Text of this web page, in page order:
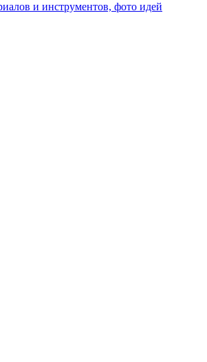
и инструментов, фото идей